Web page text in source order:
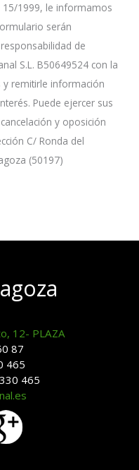
15/1999, le informamos
serán
de
S.L. B50649524 con la
y remitirle información
Puede ejercer sus
y oposición
C/ Ronda del
(50197)
12- PLAZA
87
465
465